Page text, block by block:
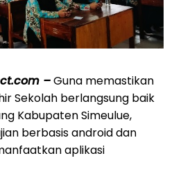
–Guna memastikan
Sekolah berlangsung baik
Kabupaten Simeulue,
berbasis android dan
aplikasi